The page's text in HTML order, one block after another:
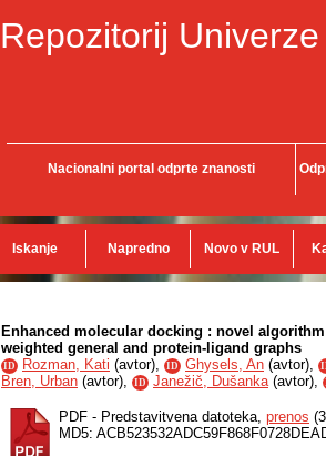
Repozitorij
Nacionalni portal odprte znanosti
Iskanje Napredno Novo v RUL
Enhanced molecular docking : novel
weighted general and protein-ligand graphs
ID Rozman, Kati (avtor), ID Ghysels, An (avtor),
Bren, Urban (avtor), ID Janežič, Dušanka(avtor),
PDF - Predstavitvena datoteka, prenos
MD5: